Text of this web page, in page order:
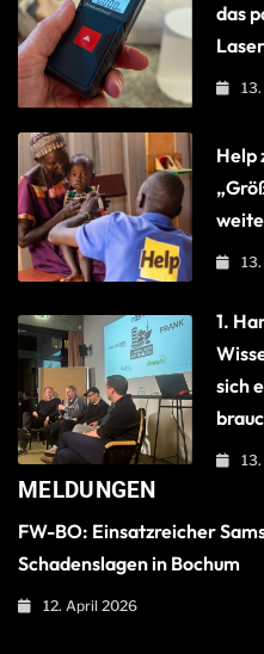
das
Help
1.
sich
MELDUNGEN
FW-BO: Einsatzreicher
Schadenslagen in Bochum
12. April 2026